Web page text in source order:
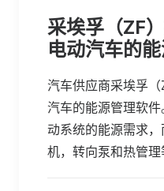
采埃孚（ZF
电动汽车的
汽车供应商采埃孚
汽车的能源管理软
动系统的能源需求
机，转向泵和热管